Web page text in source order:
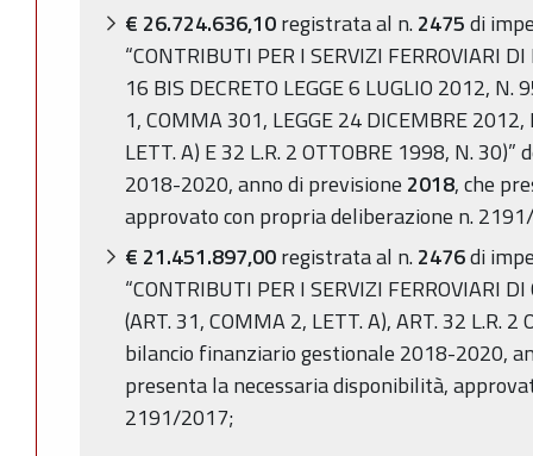
€ 26.724.636,10registrata al n.2475di
“CONTRIBUTI PER I SERVIZI FERROVIARI
16 BIS DECRETO LEGGE 6 LUGLIO 2012, N.
1, COMMA 301, LEGGE 24 DICEMBRE
LETT. A) E 32 L.R. 2 OTTOBRE 1998, N.
2018-2020, anno di previsione 2018, che
approvato con propria deliberazione n.
€ 21.451.897,00registrata al n.2476di
“CONTRIBUTI PER I SERVIZI FERROVIARI
(ART. 31, COMMA 2, LETT. A), ART. 32 L.R.
bilancio finanziario gestionale 2018-2020,
presenta la necessaria disponibilità,
2191/2017;